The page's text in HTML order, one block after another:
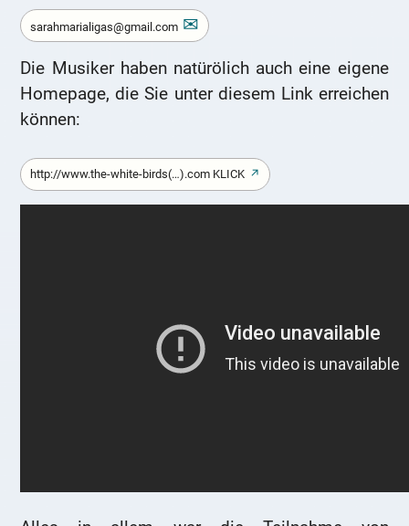
sarahmarialigas@gmail.com
Die Musiker haben natürölich auch eine eigene
Homepage, die Sie unter diesem Link erreichen
können:
http://www.the-white-birds(…).com KLICK